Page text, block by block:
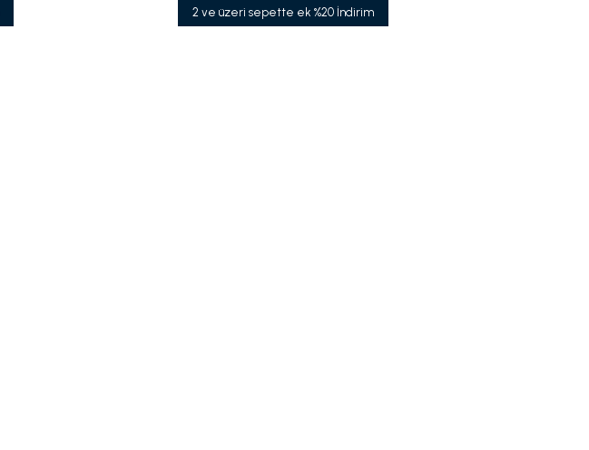
2 ve üzeri sepette ek %20 İndirim